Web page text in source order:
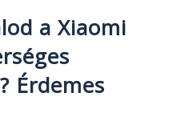
a Xiaomi
Érdemes